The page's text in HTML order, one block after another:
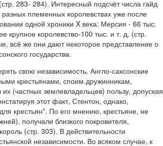
283- 284). Интересный подсчёт числа гайд
племенных королевствах уже после
одной хроники X века: Мерсия - 66 тыс.
крупное королевство-100 тыс. и т. д. (стр.
всё же они дают некоторое представление о
государства.
свою независимость. Англо-саксонские
крестьянами, споим дружинникам,
(частных землевладельцев) пользу, допуская
этот факт, Стентон, однако,
крестьян". По его мнению, крестьяне, не
получали близкого покровителя,
(стр. 303). В действительности
независимости. Во всяком случае, к